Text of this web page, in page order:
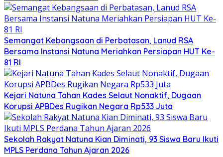
Semangat Kebangsaan di Perbatasan, Lanud RSA
Bersama Instansi Natuna Meriahkan Persiapan HUT Ke-
81 RI
Kejari Natuna Tahan Kades Selaut Nonaktif, Dugaan
Korupsi APBDes Rugikan Negara Rp533 Juta
Sekolah Rakyat Natuna Kian Diminati, 93 Siswa Baru Ikuti
MPLS Perdana Tahun Ajaran 2026